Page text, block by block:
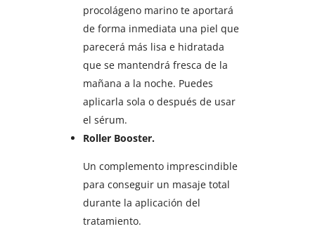
procolágeno marino te aportará
de forma inmediata una piel que
parecerá más lisa e hidratada
que se mantendrá fresca de la
mañana a la noche. Puedes
aplicarla sola o después de usar
el sérum.
Roller Booster.
Un complemento imprescindible
para conseguir un masaje total
durante la aplicación del
tratamiento.